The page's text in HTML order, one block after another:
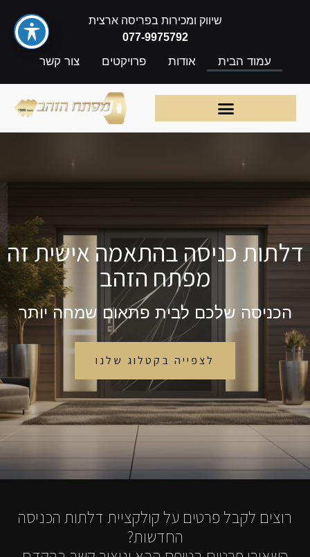
שיווק ומכירות בפריסה ארצית
077-9975792
עמוד הבית אודות פרויקטים צור קשר
דלתות כניסה בהתאמה אישית זה
מפתח הזהב
הכניסה שלכם לבית פתאום שמחה יותר
לצפייה בקטלוג שלנו
רוצים לקבל פרטים על קולקציית דלתות הכניסה
החדשות?